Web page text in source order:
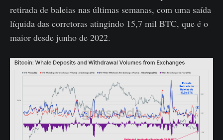
retirada de baleias nas últimas semanas, com uma saída
líquida das corretoras atingindo 15,7 mil BTC, que é o
maior desde junho de 2022.